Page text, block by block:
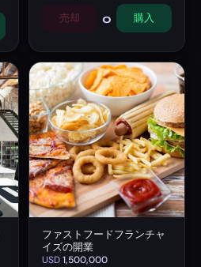
売却 0 購入
ファストフードフランチャ
イズの開業
USD1,500,000